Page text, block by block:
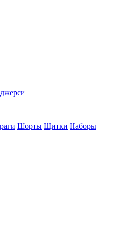
Шорты Щитки Наборы